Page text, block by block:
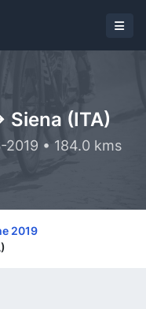
Siena (ITA)
• 184.0 kms
2019